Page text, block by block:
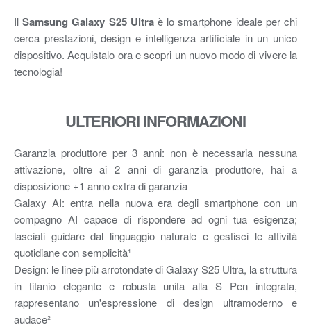
IlSamsung Galaxy S25 Ultraè lo smartphone ideale per chi
cerca prestazioni, design e intelligenza artificiale in un unico
dispositivo. Acquistalo ora e scopri un nuovo modo di vivere la
tecnologia!
ULTERIORI INFORMAZIONI
Garanzia produttore per 3 anni: non è necessaria nessuna
attivazione, oltre ai 2 anni di garanzia produttore, hai a
disposizione +1 anno extra di garanzia
Galaxy AI: entra nella nuova era degli smartphone con un
compagno AI capace di rispondere ad ogni tua esigenza;
lasciati guidare dal linguaggio naturale e gestisci le attività
quotidiane con semplicità¹
Design: le linee più arrotondate di Galaxy S25 Ultra, la struttura
in titanio elegante e robusta unita alla S Pen integrata,
rappresentano un'espressione di design ultramoderno e
audace²